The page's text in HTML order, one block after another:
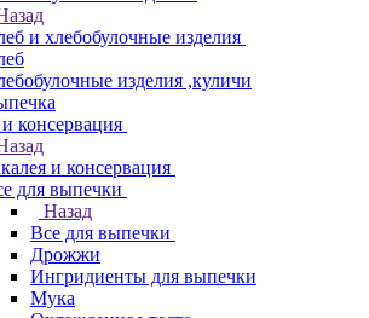
и хлебобулочные изделия
изделия ,куличи
консервация
и консервация
для выпечки
Назад
Все для выпечки
Дрожжи
Ингридиенты для выпечки
Мука